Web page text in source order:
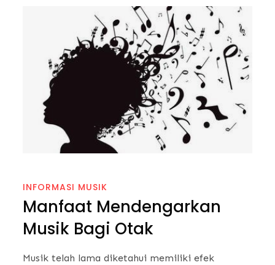
INFORMASI MUSIK
Manfaat Mendengarkan
Musik Bagi Otak
Musik telah lama diketahui memiliki efek